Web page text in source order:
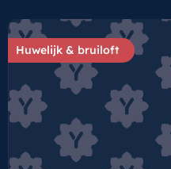
Huwelijk & bruiloft